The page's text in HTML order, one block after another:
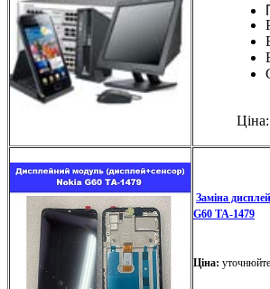
Ціна:
Заміна
G60 TA-1479
Ціна: уточнюйте